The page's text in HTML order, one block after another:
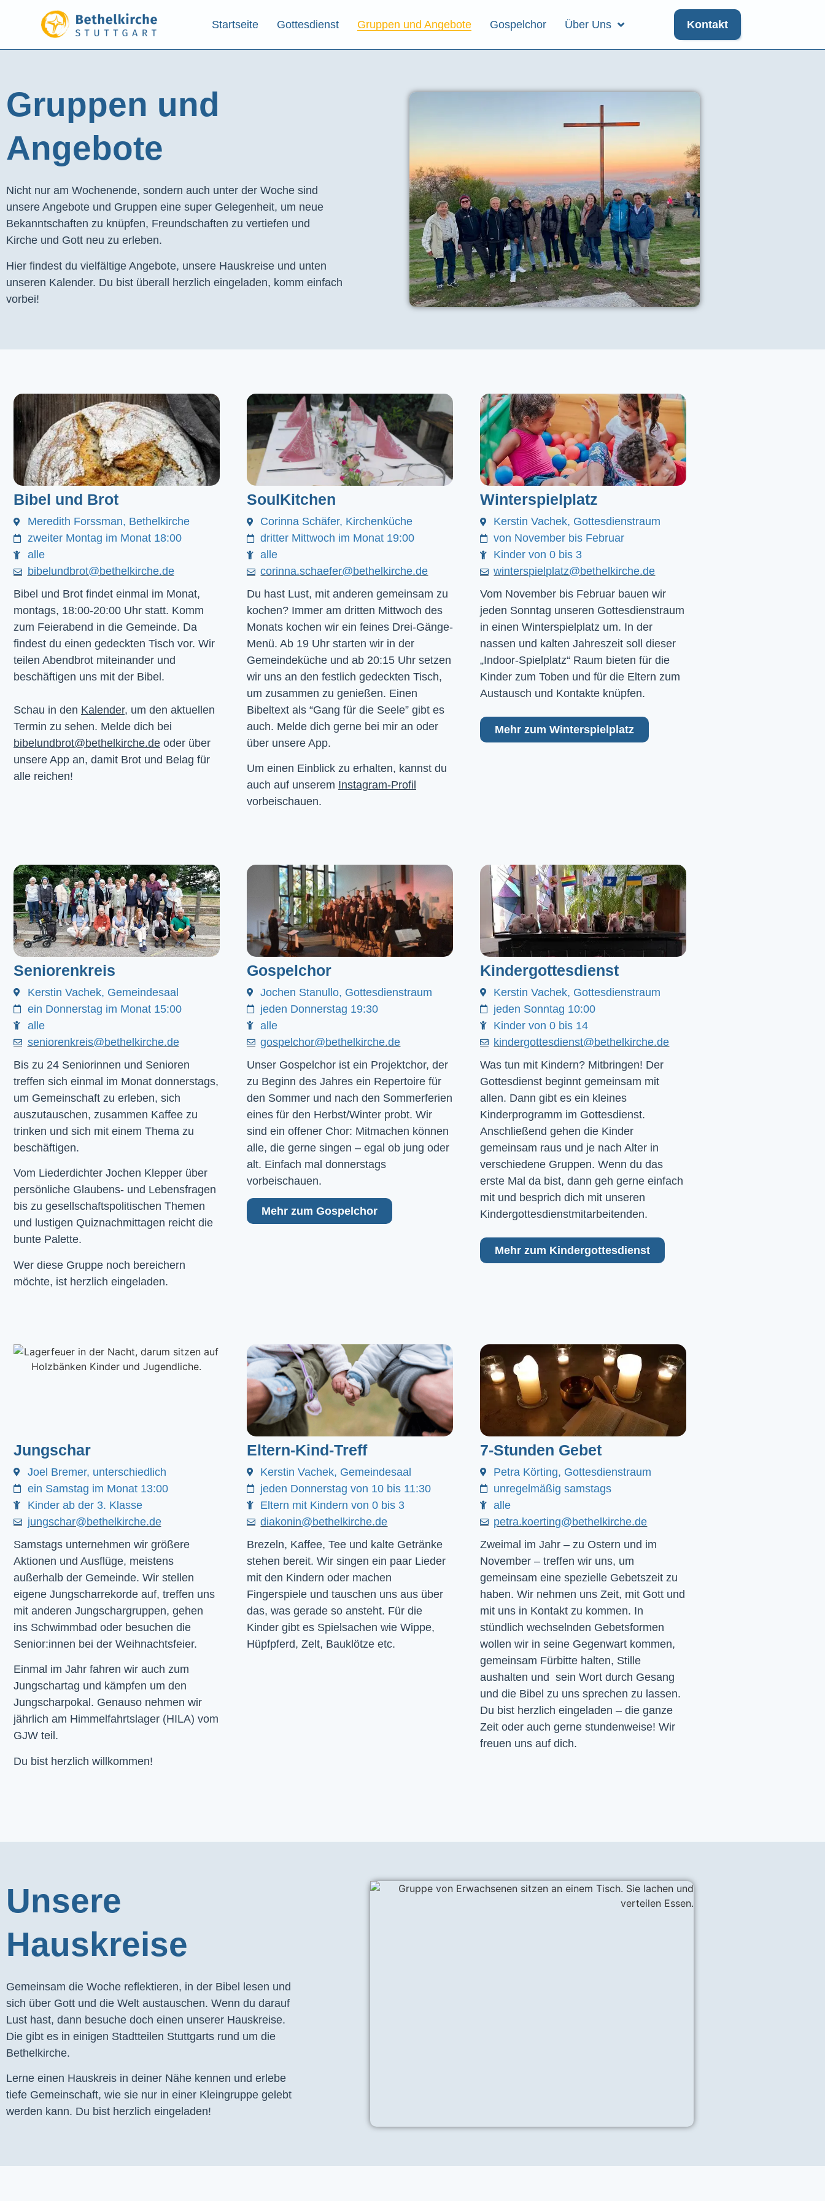
Startseite Gottesdienst Gruppen und Angebote Gospelchor Über Uns Kontakt
Gruppen und
Angebote​
Nicht nur am Wochenende, sondern auch unter der Woche sind
unsere Angebote und Gruppen eine super Gelegenheit, um neue
Bekanntschaften zu knüpfen, Freundschaften zu vertiefen und
Kirche und Gott neu zu erleben.
Hier findest du vielfältige Angebote, unsere Hauskreise und unten
unseren Kalender. Du bist überall herzlich eingeladen, komm einfach
vorbei!
Bibel und Brot
Meredith Forssman, Bethelkirche
zweiter Montag im Monat 18:00
alle
bibelundbrot@bethelkirche.de
Bibel und Brot findet einmal im Monat,
montags, 18:00-20:00 Uhr statt. Komm
zum Feierabend in die Gemeinde. Da
findest du einen gedeckten Tisch vor. Wir
teilen Abendbrot miteinander und
beschäftigen uns mit der Bibel.
Schau in den Kalender, um den aktuellen
Termin zu sehen. Melde dich bei
bibelundbrot@bethelkirche.de oder über
unsere App an, damit Brot und Belag für
alle reichen!
SoulKitchen
Corinna Schäfer, Kirchenküche
dritter Mittwoch im Monat 19:00
alle
corinna.schaefer@bethelkirche.de
Du hast Lust, mit anderen gemeinsam zu
kochen? Immer am dritten Mittwoch des
Monats kochen wir ein feines Drei-Gänge-
Menü. Ab 19 Uhr starten wir in der
Gemeindeküche und ab 20:15 Uhr setzen
wir uns an den festlich gedeckten Tisch,
um zusammen zu genießen. Einen
Bibeltext als “Gang für die Seele” gibt es
auch. Melde dich gerne bei mir an oder
über unsere App.
Um einen Einblick zu erhalten, kannst du
auch auf unserem Instagram-Profil
vorbeischauen.
Winterspielplatz
Kerstin Vachek, Gottesdienstraum
von November bis Februar
Kinder von 0 bis 3
winterspielplatz@bethelkirche.de
Vom November bis Februar bauen wir
jeden Sonntag unseren Gottesdienstraum
in einen Winterspielplatz um. In der
nassen und kalten Jahreszeit soll dieser
„Indoor-Spielplatz“ Raum bieten für die
Kinder zum Toben und für die Eltern zum
Austausch und Kontakte knüpfen.
Mehr zum Winterspielplatz
Seniorenkreis
Kerstin Vachek, Gemeindesaal
ein Donnerstag im Monat 15:00
alle
seniorenkreis@bethelkirche.de
Bis zu 24 Seniorinnen und Senioren
treffen sich einmal im Monat donnerstags,
um Gemeinschaft zu erleben, sich
auszutauschen, zusammen Kaffee zu
trinken und sich mit einem Thema zu
beschäftigen.
Vom Liederdichter Jochen Klepper über
persönliche Glaubens- und Lebensfragen
bis zu gesellschaftspolitischen Themen
und lustigen Quiznachmittagen reicht die
bunte Palette.
Wer diese Gruppe noch bereichern
möchte, ist herzlich eingeladen.
Gospelchor
Jochen Stanullo, Gottesdienstraum
jeden Donnerstag 19:30
alle
gospelchor@bethelkirche.de
Unser Gospelchor ist ein Projektchor, der
zu Beginn des Jahres ein Repertoire für
den Sommer und nach den Sommerferien
eines für den Herbst/Winter probt. Wir
sind ein offener Chor: Mitmachen können
alle, die gerne singen – egal ob jung oder
alt. Einfach mal donnerstags
vorbeischauen.
Mehr zum Gospelchor
Kindergottesdienst
Kerstin Vachek, Gottesdienstraum
jeden Sonntag 10:00
Kinder von 0 bis 14
kindergottesdienst@bethelkirche.de
Was tun mit Kindern? Mitbringen! Der
Gottesdienst beginnt gemeinsam mit
allen. Dann gibt es ein kleines
Kinderprogramm im Gottesdienst.
Anschließend gehen die Kinder
gemeinsam raus und je nach Alter in
verschiedene Gruppen. Wenn du das
erste Mal da bist, dann geh gerne einfach
mit und besprich dich mit unseren
Kindergottesdienstmitarbeitenden.
Mehr zum Kindergottesdienst
Jungschar
Joel Bremer, unterschiedlich
ein Samstag im Monat 13:00
Kinder ab der 3. Klasse
jungschar@bethelkirche.de
Samstags unternehmen wir größere
Aktionen und Ausflüge, meistens
außerhalb der Gemeinde. Wir stellen
eigene Jungscharrekorde auf, treffen uns
mit anderen Jungschargruppen, gehen
ins Schwimmbad oder besuchen die
Senior:innen bei der Weihnachtsfeier.
Einmal im Jahr fahren wir auch zum
Jungschartag und kämpfen um den
Jungscharpokal. Genauso nehmen wir
jährlich am Himmelfahrtslager (HILA) vom
GJW teil.
Du bist herzlich willkommen!
Eltern-Kind-Treff
Kerstin Vachek, Gemeindesaal
jeden Donnerstag von 10 bis 11:30
Eltern mit Kindern von 0 bis 3
diakonin@bethelkirche.de
Brezeln, Kaffee, Tee und kalte Getränke
stehen bereit. Wir singen ein paar Lieder
mit den Kindern oder machen
Fingerspiele und tauschen uns aus über
das, was gerade so ansteht. Für die
Kinder gibt es Spielsachen wie Wippe,
Hüpfpferd, Zelt, Bauklötze etc.
7-Stunden Gebet
Petra Körting, Gottesdienstraum
unregelmäßig samstags
alle
petra.koerting@bethelkirche.de
Zweimal im Jahr – zu Ostern und im
November – treffen wir uns, um
gemeinsam eine spezielle Gebetszeit zu
haben. Wir nehmen uns Zeit, mit Gott und
mit uns in Kontakt zu kommen. In
stündlich wechselnden Gebetsformen
wollen wir in seine Gegenwart kommen,
gemeinsam Fürbitte halten, Stille
aushalten und sein Wort durch Gesang
und die Bibel zu uns sprechen zu lassen.
Du bist herzlich eingeladen – die ganze
Zeit oder auch gerne stundenweise! Wir
freuen uns auf dich.
Unsere
Hauskreise
Gemeinsam die Woche reflektieren, in der Bibel lesen und
sich über Gott und die Welt austauschen. Wenn du darauf
Lust hast, dann besuche doch einen unserer Hauskreise.
Die gibt es in einigen Stadtteilen Stuttgarts rund um die
Bethelkirche.
Lerne einen Hauskreis in deiner Nähe kennen und erlebe
tiefe Gemeinschaft, wie sie nur in einer Kleingruppe gelebt
werden kann. Du bist herzlich eingeladen!